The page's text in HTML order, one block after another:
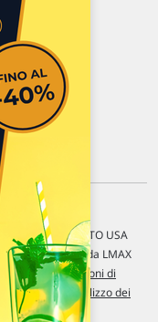
min. / MERCATO USA
fornite da LMAX
nostre Condizioni di
privacye dell' Utilizzo dei